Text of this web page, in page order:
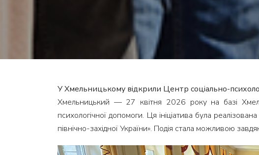
У Хмельницькому відкрили Центр соціально-
Хмельницький — 27 квітня 2026 року на базі
психологічної допомоги. Ця ініціатива була
північно-західної України». Подія стала можливою